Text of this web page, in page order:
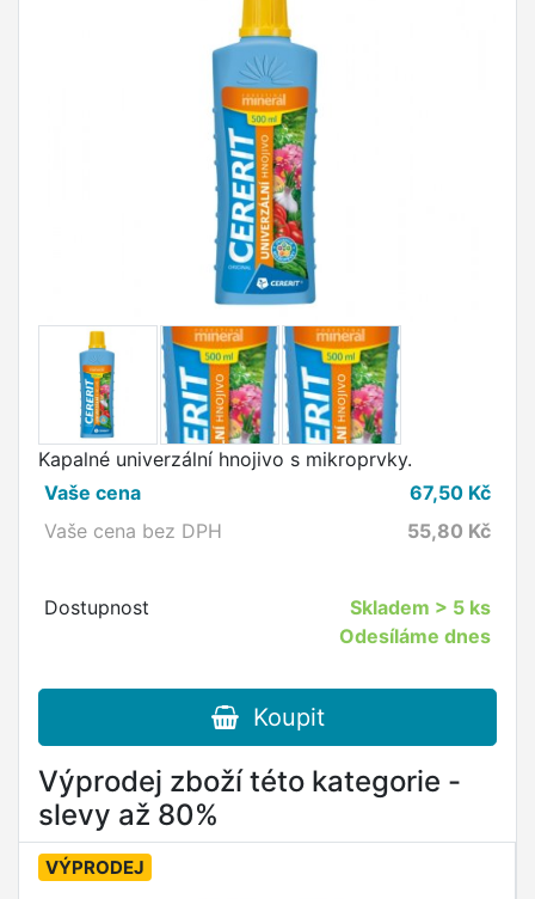
Kapalné univerzální hnojivo s mikroprvky.
Vaše cena
67,50 Kč
Vaše cena bez DPH
55,80 Kč
Dostupnost Skladem > 5 ks
Odesíláme dnes
Koupit
Výprodej zboží této kategorie -
slevy až 80%
VÝPRODEJ